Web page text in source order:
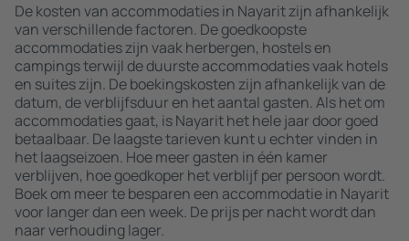
De kosten van accommodaties in Nayarit zijn afhankelijk
van verschillende factoren. De goedkoopste
accommodaties zijn vaak herbergen, hostels en
campings terwijl de duurste accommodaties vaak hotels
en suites zijn. De boekingskosten zijn afhankelijk van de
datum, de verblijfsduur en het aantal gasten. Als het om
accommodaties gaat, is Nayarit het hele jaar door goed
betaalbaar. De laagste tarieven kunt u echter vinden in
het laagseizoen. Hoe meer gasten in één kamer
verblijven, hoe goedkoper het verblijf per persoon wordt.
Boek om meer te besparen een accommodatie in Nayarit
voor langer dan een week. De prijs per nacht wordt dan
naar verhouding lager.